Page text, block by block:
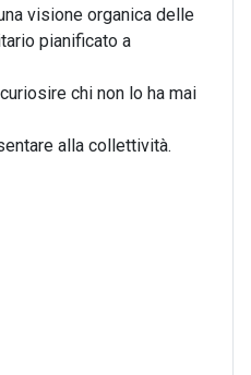
visione organica delle
pianificato a
chi non lo ha mai
alla collettività.